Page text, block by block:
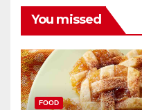
You missed
FOOD